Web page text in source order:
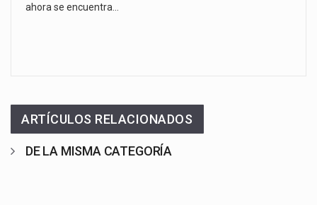
ahora se encuentra…
ARTÍCULOS RELACIONADOS
DE LA MISMA CATEGORÍA